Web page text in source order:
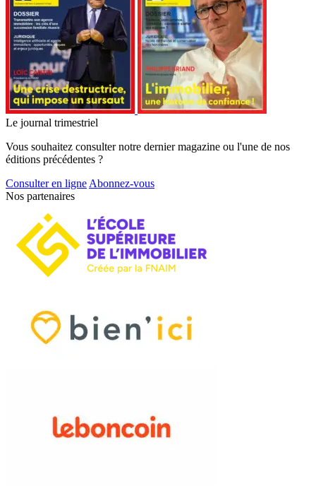
Le journal trimestriel
Vous souhaitez consulter notre dernier magazine ou l'une de nos
éditions précédentes ?
Consulter en ligne Abonnez-vous
Nos partenaires